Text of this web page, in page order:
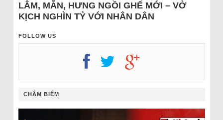
LÂM, MẪN, HƯNG NGỒI GHẾ MỚI – VỞ
KỊCH NGHÌN TỶ VỚI NHÂN DÂN
FOLLOW US
CHÂM BIẾM